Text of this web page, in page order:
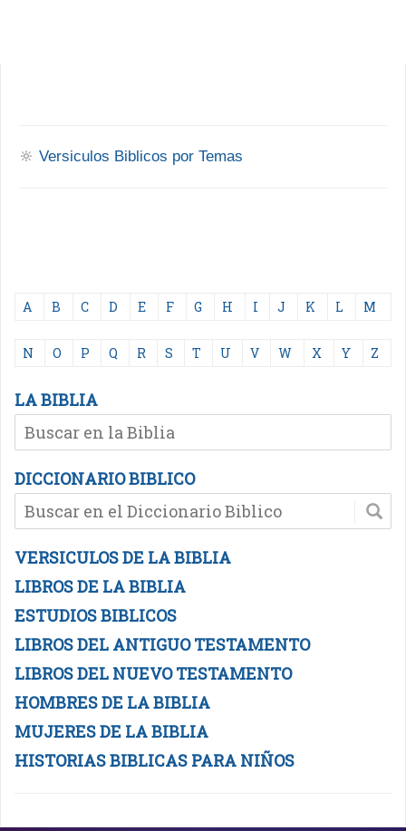
🔆 Versiculos Biblicos por Temas
A B C D E F G H I J K L M
N O P Q R S T U V W X Y Z
LA BIBLIA
DICCIONARIO BIBLICO
VERSICULOS DE LA BIBLIA
LIBROS DE LA BIBLIA
ESTUDIOS BIBLICOS
LIBROS DEL ANTIGUO TESTAMENTO
LIBROS DEL NUEVO TESTAMENTO
HOMBRES DE LA BIBLIA
MUJERES DE LA BIBLIA
HISTORIAS BIBLICAS PARA NIÑOS